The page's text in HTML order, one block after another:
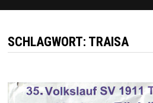
SCHLAGWORT: TRAISA